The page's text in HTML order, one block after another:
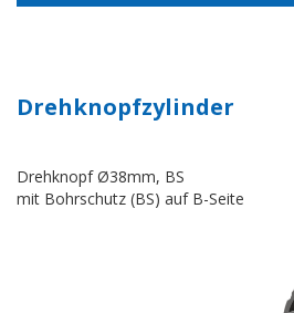
Drehknopfzylinder
Drehknopf Ø38mm, BS
mit Bohrschutz (BS) auf B-Seite